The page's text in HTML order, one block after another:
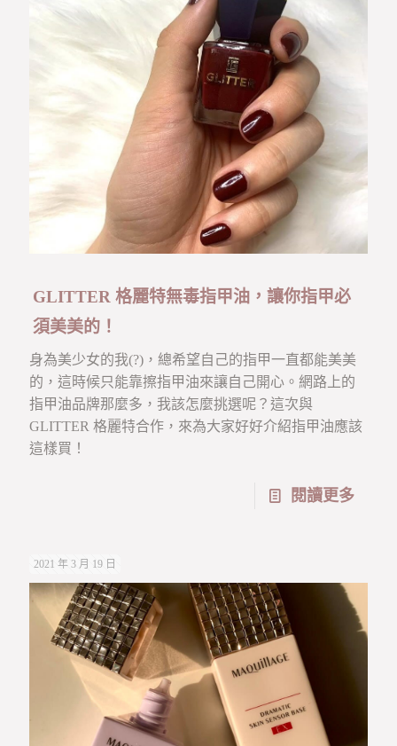
GLITTER 格麗特無毒指甲油，讓你指甲必
須美美的！
身為美少女的我(?)，總希望自己的指甲一直都能美美
的，這時候只能靠擦指甲油來讓自己開心。網路上的
指甲油品牌那麼多，我該怎麼挑選呢？這次與
GLITTER 格麗特合作，來為大家好好介紹指甲油應該
這樣買！
閱讀更多
2021 年 3 月 19 日